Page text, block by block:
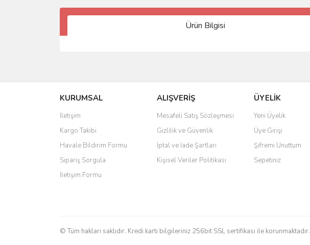
Ürün Bilgisi
KURUMSAL
İletişim
Kargo Takibi
Havale Bildirim Formu
Sipariş Sorgula
İletişim Formu
ALIŞVERİŞ
Mesafeli Satış Sözleşmesi
Gizlilik ve Güvenlik
İptal ve İade Şartları
Kişisel Veriler Politikası
ÜYELİK
Yeni Üyelik
Üye Girişi
Şifremi Unuttum
Sepetiniz
© Tüm hakları saklıdır. Kredi kartı bilgileriniz 256bit SSL sertifikası ile korunmaktadır.